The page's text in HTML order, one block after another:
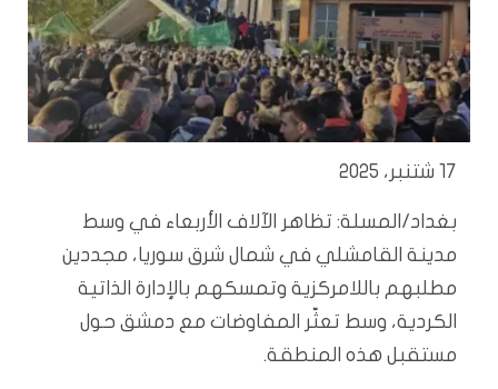
17 شتنبر، 2025
بغداد/المسلة: تظاهر الآلاف الأربعاء في وسط
مدينة القامشلي في شمال شرق سوريا، مجددين
مطلبهم باللامركزية وتمسكهم بالإدارة الذاتية
الكردية، وسط تعثّر المفاوضات مع دمشق حول
مستقبل هذه المنطقة.